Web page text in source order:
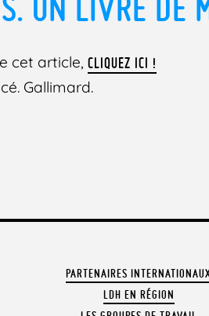
cet article,CLIQUEZ ICI !
Gallimard.
PARTENAIRES
LDH EN RÉGION